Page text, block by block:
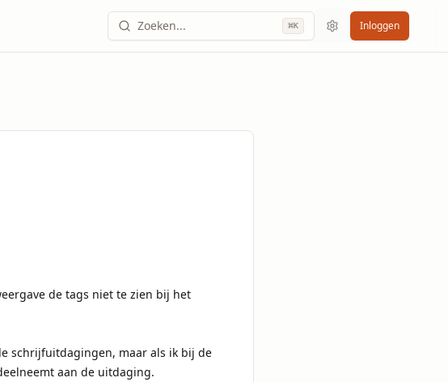
Zoeken... ⌘K Inloggen
de tags niet te zien bij het
schrijfuitdagingen, maar als ik bij de
aan de uitdaging.